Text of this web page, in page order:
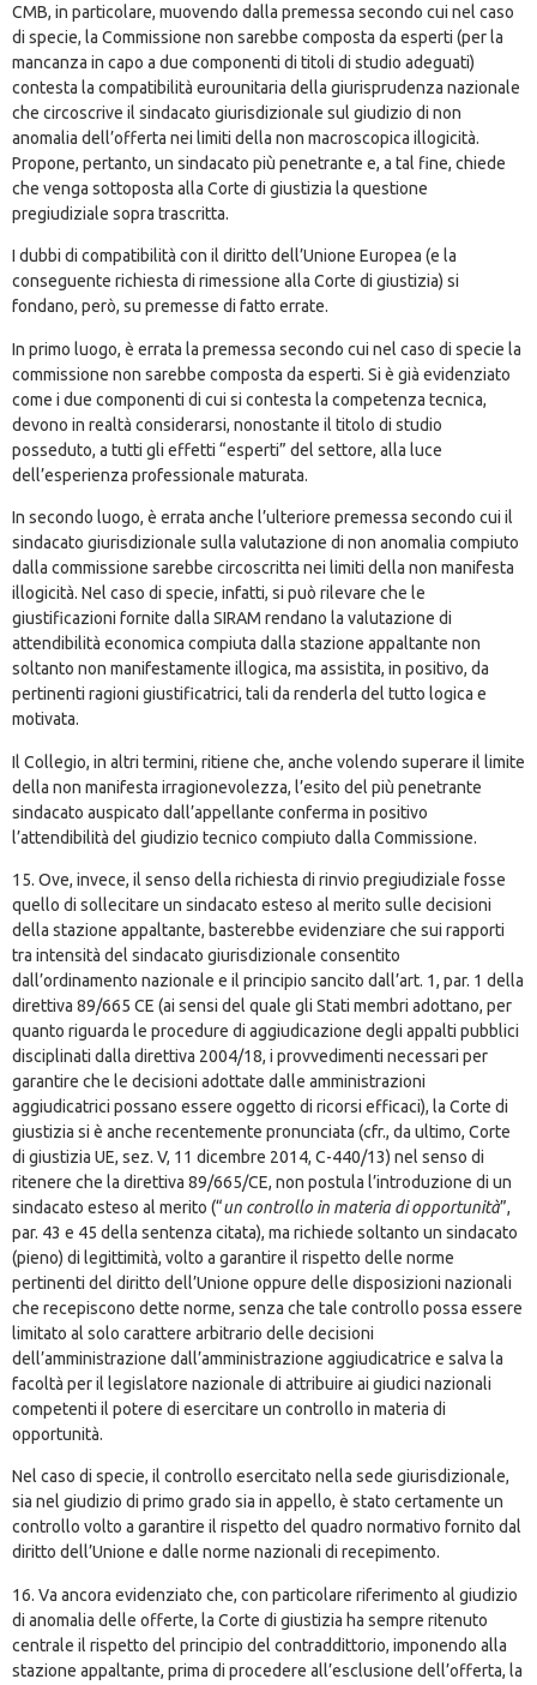
CMB, in particolare, muovendo dalla premessa secondo cui nel caso
di specie, la Commissione non sarebbe composta da esperti (per la
mancanza in capo a due componenti di titoli di studio adeguati)
contesta la compatibilità eurounitaria della giurisprudenza nazionale
che circoscrive il sindacato giurisdizionale sul giudizio di non
anomalia dell’offerta nei limiti della non macroscopica illogicità.
Propone, pertanto, un sindacato più penetrante e, a tal fine, chiede
che venga sottoposta alla Corte di giustizia la questione
pregiudiziale sopra trascritta.
I dubbi di compatibilità con il diritto dell’Unione Europea (e la
conseguente richiesta di rimessione alla Corte di giustizia) si
fondano, però, su premesse di fatto errate.
In primo luogo, è errata la premessa secondo cui nel caso di specie la
commissione non sarebbe composta da esperti. Si è già evidenziato
come i due componenti di cui si contesta la competenza tecnica,
devono in realtà considerarsi, nonostante il titolo di studio
posseduto, a tutti gli effetti “esperti” del settore, alla luce
dell’esperienza professionale maturata.
In secondo luogo, è errata anche l’ulteriore premessa secondo cui il
sindacato giurisdizionale sulla valutazione di non anomalia compiuto
dalla commissione sarebbe circoscritta nei limiti della non manifesta
illogicità. Nel caso di specie, infatti, si può rilevare che le
giustificazioni fornite dalla SIRAM rendano la valutazione di
attendibilità economica compiuta dalla stazione appaltante non
soltanto non manifestamente illogica, ma assistita, in positivo, da
pertinenti ragioni giustificatrici, tali da renderla del tutto logica e
motivata.
Il Collegio, in altri termini, ritiene che, anche volendo superare il limite
della non manifesta irragionevolezza, l’esito del più penetrante
sindacato auspicato dall’appellante conferma in positivo
l’attendibilità del giudizio tecnico compiuto dalla Commissione.
15. Ove, invece, il senso della richiesta di rinvio pregiudiziale fosse
quello di sollecitare un sindacato esteso al merito sulle decisioni
della stazione appaltante, basterebbe evidenziare che sui rapporti
tra intensità del sindacato giurisdizionale consentito
dall’ordinamento nazionale e il principio sancito dall’art. 1, par. 1 della
direttiva 89/665 CE (ai sensi del quale gli Stati membri adottano, per
quanto riguarda le procedure di aggiudicazione degli appalti pubblici
disciplinati dalla direttiva 2004/18, i provvedimenti necessari per
garantire che le decisioni adottate dalle amministrazioni
aggiudicatrici possano essere oggetto di ricorsi efficaci), la Corte di
giustizia si è anche recentemente pronunciata (cfr., da ultimo, Corte
di giustizia UE, sez. V, 11 dicembre 2014, C-440/13) nel senso di
ritenere che la direttiva 89/665/CE, non postula l’introduzione di un
sindacato esteso al merito (“un controllo in materia di opportunità”,
par. 43 e 45 della sentenza citata), ma richiede soltanto un sindacato
(pieno) di legittimità, volto a garantire il rispetto delle norme
pertinenti del diritto dell’Unione oppure delle disposizioni nazionali
che recepiscono dette norme, senza che tale controllo possa essere
limitato al solo carattere arbitrario delle decisioni
dell’amministrazione dall’amministrazione aggiudicatrice e salva la
facoltà per il legislatore nazionale di attribuire ai giudici nazionali
competenti il potere di esercitare un controllo in materia di
opportunità.
Nel caso di specie, il controllo esercitato nella sede giurisdizionale,
sia nel giudizio di primo grado sia in appello, è stato certamente un
controllo volto a garantire il rispetto del quadro normativo fornito dal
diritto dell’Unione e dalle norme nazionali di recepimento.
16. Va ancora evidenziato che, con particolare riferimento al giudizio
di anomalia delle offerte, la Corte di giustizia ha sempre ritenuto
centrale il rispetto del principio del contraddittorio, imponendo alla
stazione appaltante, prima di procedere all’esclusione dell’offerta, la